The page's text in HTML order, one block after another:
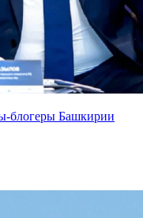
блогеры Башкирии